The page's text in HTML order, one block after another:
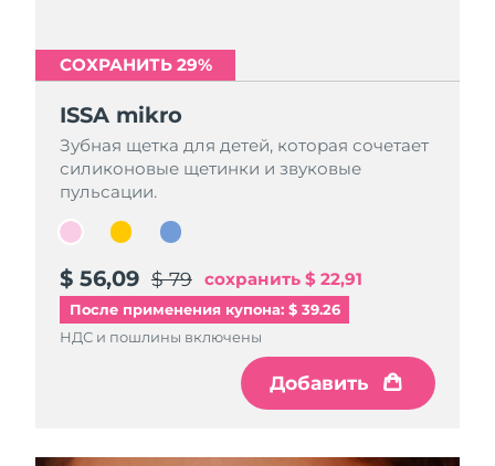
СОХРАНИТЬ 29%
ISSA mikro
Зубная щетка для детей, которая сочетает
силиконовые щетинки и звуковые
пульсации.
$ 56,09 $ 79 сохранить $ 22,91
После применения купона: $ 39.26
НДС и пошлины включены
Добавить
СОХРАНИТЬ 29%
ISSA mikro
Зубная щетка для детей, которая сочетает
силиконовые щетинки и звуковые
пульсации.
$ 56,09 $ 79 сохранить $ 22,91
НДС и пошлины включены
Добавить
СОХРАНИТЬ 29%
ISSA mikro
Зубная щетка для детей, которая сочетает
силиконовые щетинки и звуковые
пульсации.
$ 56,09 $ 79 сохранить $ 22,91
НДС и пошлины включены
Добавить